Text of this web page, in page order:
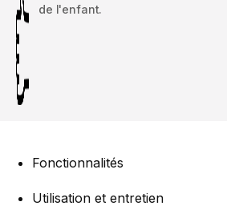
de l'enfant.
Fonctionnalités
Utilisation et entretien